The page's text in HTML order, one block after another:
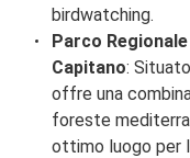
birdwatching.
Parco
Capitano:
offre una
foreste
ottimo luogo per